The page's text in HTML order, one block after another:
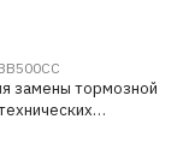
замены тормозной
0,5л G.I.KRAFT